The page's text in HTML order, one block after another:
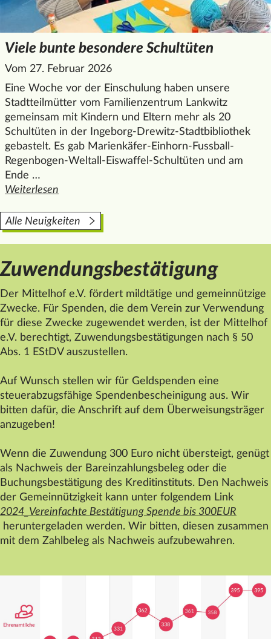
Viele bunte besondere Schultüten
Vom 27. Februar 2026
Eine Woche vor der Einschulung haben unsere
Stadtteilmütter vom Familienzentrum Lankwitz
gemeinsam mit Kindern und Eltern mehr als 20
Schultüten in der Ingeborg-Drewitz-Stadtbibliothek
gebastelt. Es gab Marienkäfer-Einhorn-Fussball-
Regenbogen-Weltall-Eiswaffel-Schultüten und am
Ende …
Weiterlesen
den ganzen Artikel "Viele bunte besondere Schultüten
Alle Neuigkeiten
Zuwendungsbestätigung
Der Mittelhof e.V. fördert mildtätige und gemeinnützige
Zwecke. Für Spenden, die dem Verein zur Verwendung
für diese Zwecke zugewendet werden, ist der Mittelhof
e.V. berechtigt, Zuwendungsbestätigungen nach § 50
Abs. 1 EStDV auszustellen.
Auf Wunsch stellen wir für Geldspenden eine
steuerabzugsfähige Spendenbescheinigung aus. Wir
bitten dafür, die Anschrift auf dem Überweisungsträger
anzugeben!
Wenn die Zuwendung 300 Euro nicht übersteigt, genügt
als Nachweis der Bareinzahlungsbeleg oder die
Buchungsbestätigung des Kreditinstituts. Den Nachweis
der Gemeinnützigkeit kann unter folgendem Link
2024_Vereinfachte Bestätigung Spende bis 300EUR
heruntergeladen werden. Wir bitten, diesen zusammen
mit dem Zahlbeleg als Nachweis aufzubewahren.